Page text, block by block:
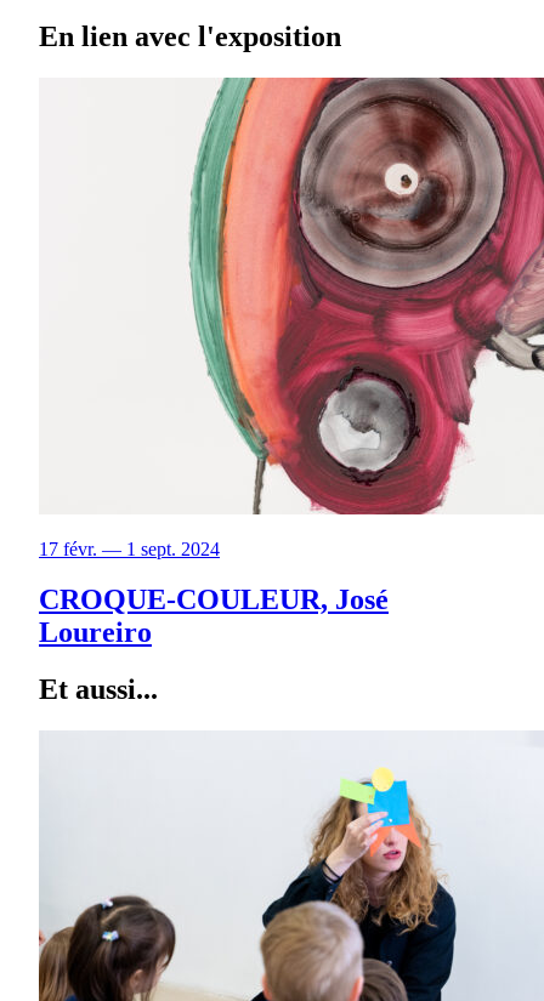
En lien avec l'exposition
17 févr. — 1 sept. 2024
CROQUE-COULEUR, José
Loureiro
Et aussi...